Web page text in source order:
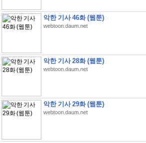
악한 기사 46화 (웹툰)
webtoon.daum.net
악한 기사 28화 (웹툰)
webtoon.daum.net
악한 기사 29화 (웹툰)
webtoon.daum.net